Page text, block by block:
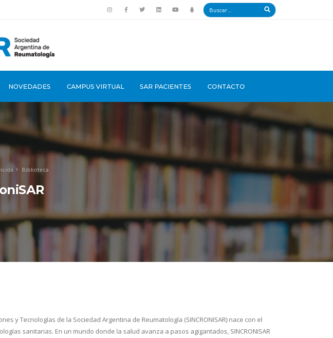
NOVEDADES CAMPUS VIRTUAL SAR PACIENTES CONTACTO
Biblioteca
y Tecnologías de la Sociedad Argentina de Reumatología (SINCRONISAR) nace con el
sanitarias. En un mundo donde la salud avanza a pasos agigantados, SINCRONISAR